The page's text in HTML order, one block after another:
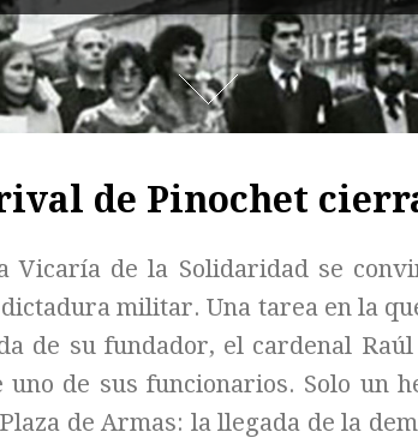
de Pinochet
Vicaría de la Solidaridad se
militar. Una tarea en la
de su fundador, el cardenal
uno de sus funcionarios. Solo un
de Armas: la llegada de la